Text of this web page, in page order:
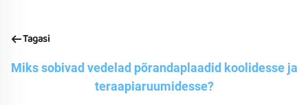
Tagasi
Miks sobivad vedelad põrandaplaadid koolidesse ja
teraapiaruumidesse?